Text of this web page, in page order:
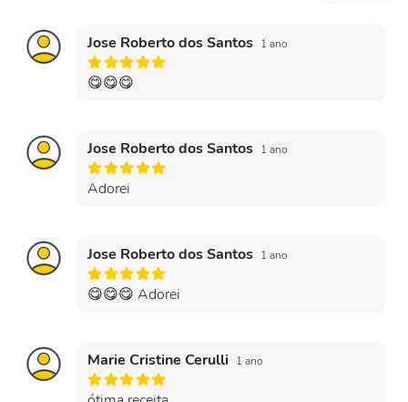
Jose Roberto dos Santos 1 ano
😋😋😋
Jose Roberto dos Santos 1 ano
Adorei
Jose Roberto dos Santos 1 ano
😋😋😋 Adorei
Marie Cristine Cerulli 1 ano